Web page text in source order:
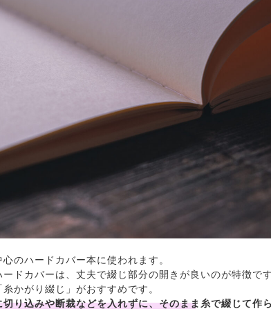
のハードカバー本に使われます。
ドカバーは、丈夫で綴じ部分の開きが良いのが特徴で
かがり綴じ」がおすすめです。
り込みや断裁などを入れずに、そのまま糸で綴じて作